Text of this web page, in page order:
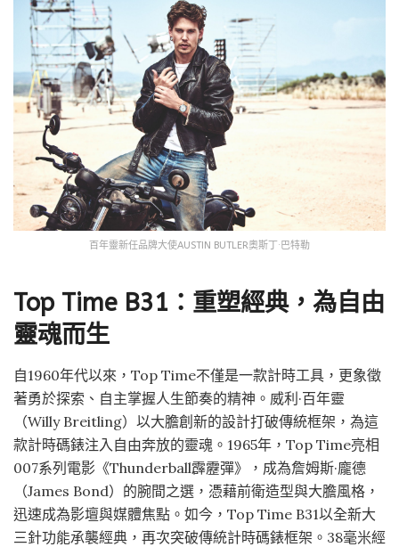
百年靈新任品牌大使AUSTIN BUTLER奧斯丁·巴特勒
Top Time B31：重塑經典，為自由
靈魂而生
自1960年代以來，Top Time不僅是一款計時工具，更象徵
著勇於探索、自主掌握人生節奏的精神。威利·百年靈
（Willy Breitling）以大膽創新的設計打破傳統框架，為這
款計時碼錶注入自由奔放的靈魂。1965年，Top Time亮相
007系列電影《Thunderball霹靂彈》，成為詹姆斯·龐德
（James Bond）的腕間之選，憑藉前衛造型與大膽風格，
迅速成為影壇與媒體焦點。如今，Top Time B31以全新大
三針功能承襲經典，再次突破傳統計時碼錶框架。38毫米經